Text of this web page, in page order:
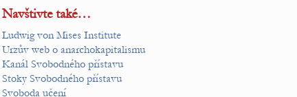
Navštivte také…
Ludwig von Mises Institute
Urzův web o anarchokapitalismu
Kanál Svobodného přístavu
Stoky Svobodného přístavu
Svoboda učení